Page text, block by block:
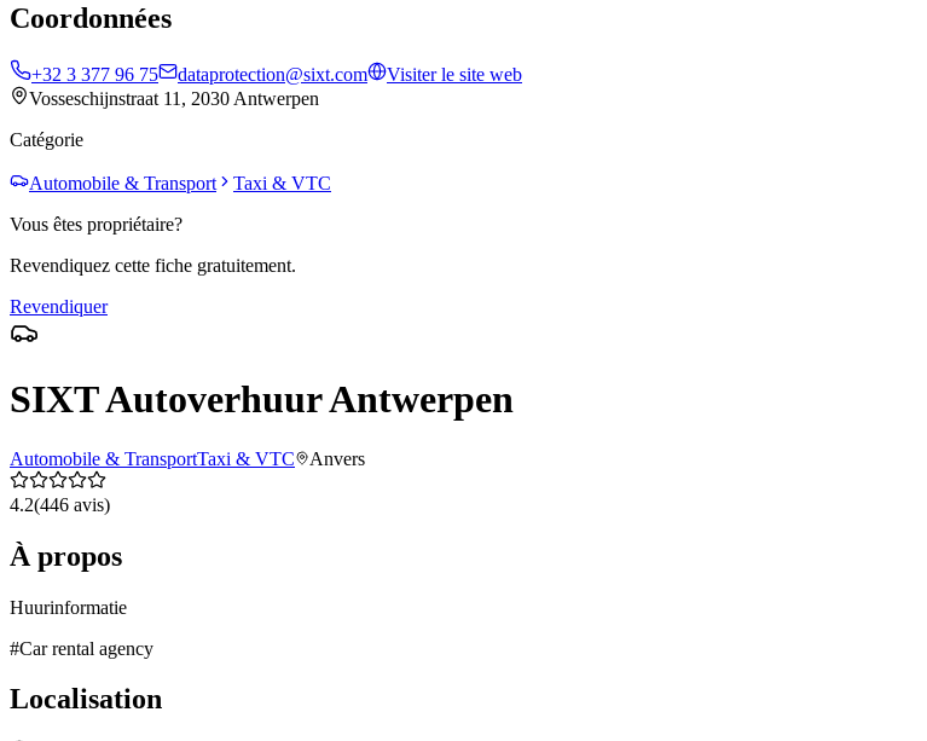
Coordonnées
+32 3 377 96 75 dataprotection@sixt.com
Visiter le site web
Vosseschijnstraat 11, 2030 Antwerpen
Catégorie
Automobile & Transport
Taxi & VTC
Vous êtes propriétaire?
Revendiquez cette fiche gratuitement.
Revendiquer
SIXT Autoverhuur Antwerpen
Automobile & TransportTaxi & VTC Anvers
4.2(446 avis)
À propos
Huurinformatie
#Car rental agency
Localisation